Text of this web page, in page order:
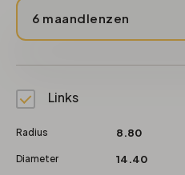
6 maandlenzen
Links
Radius 8.80
Diameter 14.40